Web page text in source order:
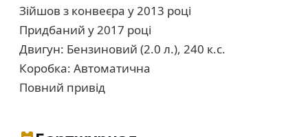
Зійшов з конвеєра у 2013 році
Придбаний у 2017 році
Двигун: Бензиновий (2.0 л.), 240 к.с.
Коробка: Автоматична
Повний привід